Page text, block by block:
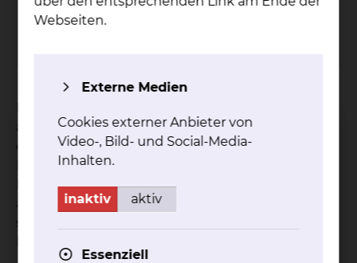
aber auch Mitarbeiterinnen und Mitarbeiter, die
eine ethische Frage haben oder eine ethische
Fallbesprechung im Zusammenhang mit der
Behandlung einer Patientin bzw. eines Patienten
am Klinikum Braunschweig wünschen, können
sich an die Geschäftsstelle des Klinischen
Webseiten.
Externe Medien
Cookies externer Anbieter von
Video-, Bild- und Social-Media-
Inhalten.
inaktiv aktiv
Essenziell